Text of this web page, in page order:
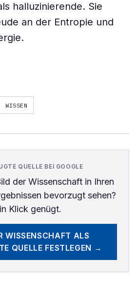
halluzinierende. Sie
an der Entropie und
WISSEN
QUELLE BEI GOOGLE
der Wissenschaftin Ihren
bevorzugt sehen?
Klick genügt.
WISSENSCHAFT ALS
QUELLE FESTLEGEN →